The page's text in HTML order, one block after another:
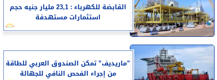
القابضة للكهرباء : 23,1 مليار جنيه حجم
استثمارات مستهدفة
”ماريديف” تمكن الصندوق العربي للطاقة
من إجراء الفحص النافي للجهالة